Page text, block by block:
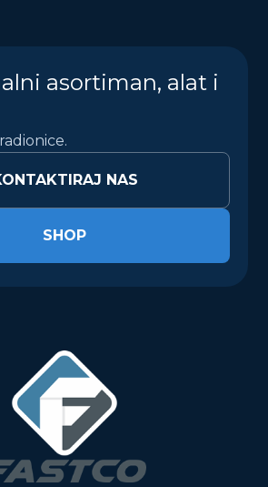
asortiman, alat i
NAS
SHOP